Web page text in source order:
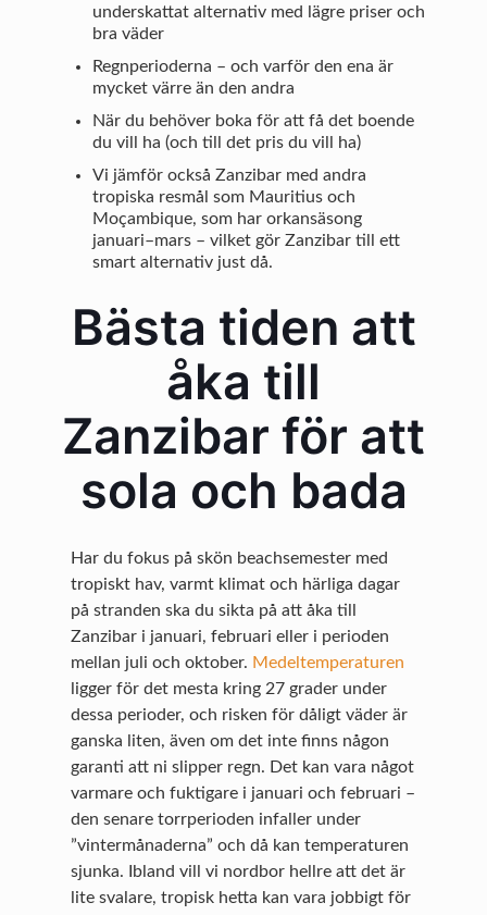
underskattat alternativ med lägre priser och
bra väder
Regnperioderna – och varför den ena är
mycket värre än den andra
När du behöver boka för att få det boende
du vill ha (och till det pris du vill ha)
Vi jämför också Zanzibar med andra
tropiska resmål som Mauritius och
Moçambique, som har orkansäsong
januari–mars – vilket gör Zanzibar till ett
smart alternativ just då.
Bästa tiden att
åka till
Zanzibar för att
sola och bada
Har du fokus på skön beachsemester med
tropiskt hav, varmt klimat och härliga dagar
på stranden ska du sikta på att åka till
Zanzibar i januari, februari eller i perioden
mellan juli och oktober. Medeltemperaturen
ligger för det mesta kring 27 grader under
dessa perioder, och risken för dåligt väder är
ganska liten, även om det inte finns någon
garanti att ni slipper regn. Det kan vara något
varmare och fuktigare i januari och februari –
den senare torrperioden infaller under
”vintermånaderna” och då kan temperaturen
sjunka. Ibland vill vi nordbor hellre att det är
lite svalare, tropisk hetta kan vara jobbigt för